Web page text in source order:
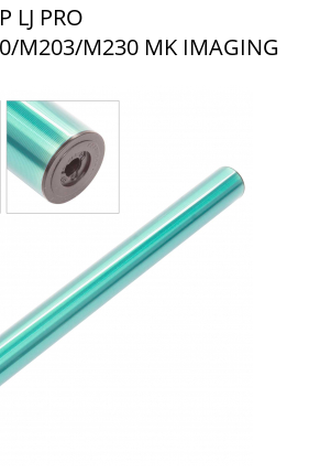
LJ PRO
M203/M230 MK IMAGING